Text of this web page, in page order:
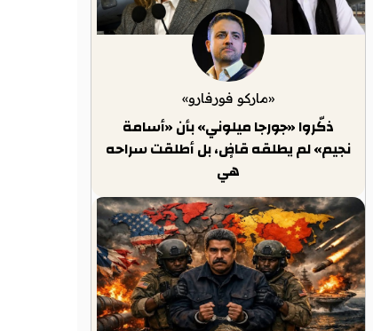
«ماركو فورفارو»
ذكّروا «جورجا ميلوني» بأن «أسامة
نجيم» لم يطلقه قاضٍ، بل أطلقت سراحه
هي